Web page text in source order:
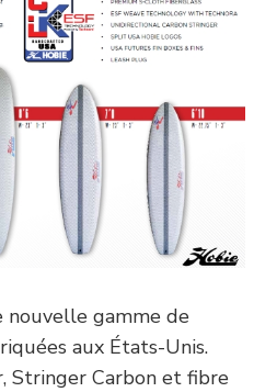
nouvelle gamme de
aux États-Unis.
Stringer Carbon et fibre